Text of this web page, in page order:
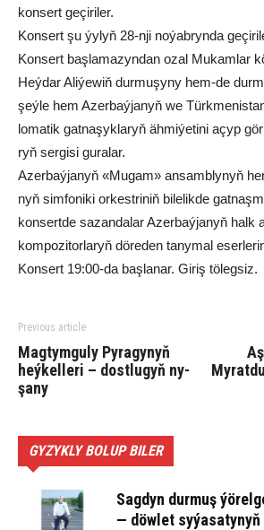
kon­sert ge­çi­ri­ler.
Kon­sert şu ýy­lyň 28-nji no­ýab­ryn­da
Kon­sert baş­la­ma­zyn­dan ozal Mu­kam­lar
Heý­dar Ali­ýe­wiň dur­mu­şy­ny hem-de
şeý­le hem Azer­baý­ja­nyň we
lo­ma­tik gat­na­şyk­la­ryň äh­mi­ýe­ti­ni açyp
ryň ser­gi­si gu­ra­lar.
Azer­baý­ja­nyň «Mu­gam» an­samb­ly­nyň
nyň sim­fo­ni­ki or­kest­ri­niň bi­le­lik­de
kon­sert­de sa­zan­da­lar Azer­baý­ja­nyň halk
kom­po­zi­tor­la­ryň dö­re­den ta­ny­mal
Kon­sert 19:00-da baş­la­nar. Gi­riş tö­leg­siz.
Previous article
Mag­tym­gu­ly Py­ra­gy­nyň
heý­kel­le­ri – dost­lu­gyň ny­
şa­ny
GYZYKLY BOLUP BILER
Sagdyn durmuş
— döwlet syýasatynyň